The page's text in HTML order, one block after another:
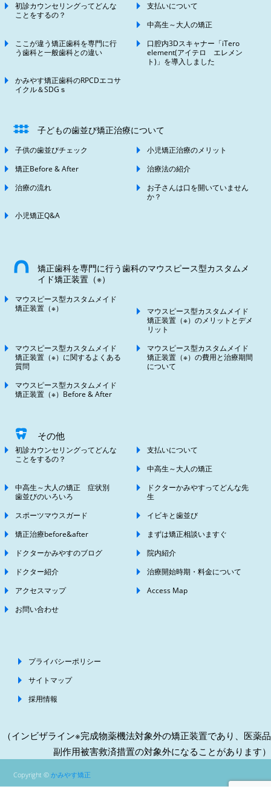
初診カウンセリングってどんな
ことをするの？
支払いについて
中高生～大人の矯正
ここが違う矯正歯科を専門に行
う歯科と一般歯科との違い
口腔内3Dスキャナー「iTero
element(アイテロ エレメン
ト)」を導入しました
かみやす矯正歯科のRPCDエコサ
イクル＆SDGｓ
子どもの歯並び矯正治療について
子供の歯並びチェック
小児矯正治療のメリット
矯正Before & After
治療法の紹介
治療の流れ
お子さんは口を開いていません
か？
小児矯正Q&A
矯正歯科を専門に行う歯科のマウスピース型カスタムメ
イド矯正装置（※）
マウスピース型カスタムメイド
矯正装置（※）
マウスピース型カスタムメイド
矯正装置（※）のメリットとデメ
リット
マウスピース型カスタムメイド
矯正装置（※）に関するよくある
質問
マウスピース型カスタムメイド
矯正装置（※）の費用と治療期間
について
マウスピース型カスタムメイド
矯正装置（※）Before & After
その他
初診カウンセリングってどんな
ことをするの？
支払いについて
中高生～大人の矯正
中高生～大人の矯正 症状別
歯並びのいろいろ
ドクターかみやすってどんな先
生
スポーツマウスガード
イビキと歯並び
矯正治療before&after
まずは矯正相談いますぐ
ドクターかみやすのブログ
院内紹介
ドクター紹介
治療開始時期・料金について
アクセスマップ
Access Map
お問い合わせ
プライバシーポリシー
サイトマップ
採用情報
（インビザライン※完成物薬機法対象外の矯正装置であり、医薬品
副作用被害救済措置の対象外になることがあります）
Copyright ©かみやす矯正